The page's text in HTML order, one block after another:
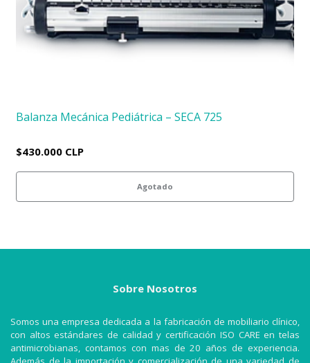
Balanza Mecánica Pediátrica – SECA 725
$430.000 CLP
Agotado
Sobre Nosotros
Somos una empresa dedicada a la fabricación de mobiliario clínico,
con altos estándares de calidad y certificación ISO CARE en telas
antimicrobianas, contamos con mas de 20 años de experiencia.